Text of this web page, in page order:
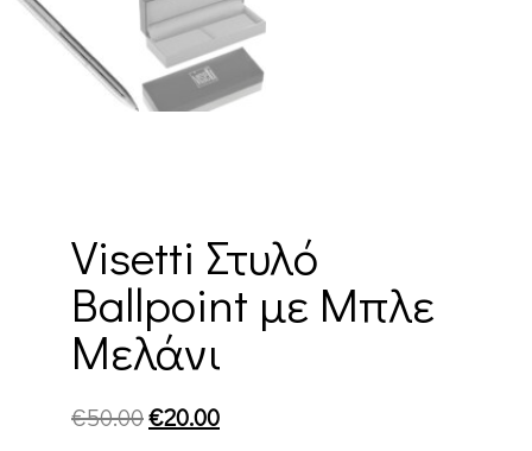
Visetti Στυλό
Ballpoint με Μπλε
Mελάνι
€50.00€20.00